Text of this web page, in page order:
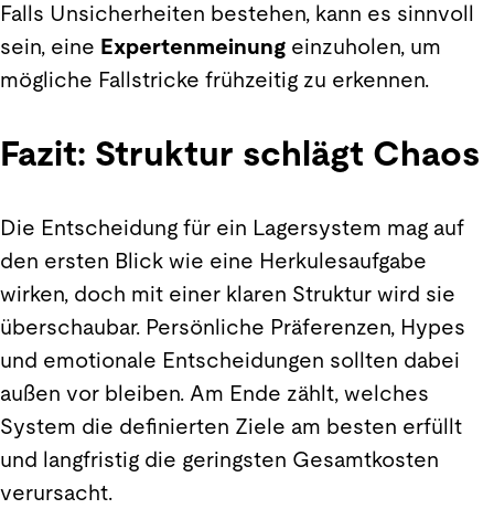
Falls Unsicherheiten bestehen, kann es sinnvoll
sein, eine Expertenmeinung einzuholen, um
mögliche Fallstricke frühzeitig zu erkennen.
Fazit: Struktur schlägt Chaos
Die Entscheidung für ein Lagersystem mag auf
den ersten Blick wie eine Herkulesaufgabe
wirken, doch mit einer klaren Struktur wird sie
überschaubar. Persönliche Präferenzen, Hypes
und emotionale Entscheidungen sollten dabei
außen vor bleiben. Am Ende zählt, welches
System die definierten Ziele am besten erfüllt
und langfristig die geringsten Gesamtkosten
verursacht.